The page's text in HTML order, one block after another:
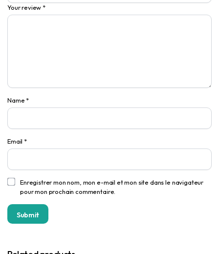
Your review *
Name *
Email *
Enregistrer mon nom, mon e-mail et mon site dans le navigateur
pour mon prochain commentaire.